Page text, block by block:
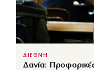
ΔΙΕΘΝΗ
Δανία: